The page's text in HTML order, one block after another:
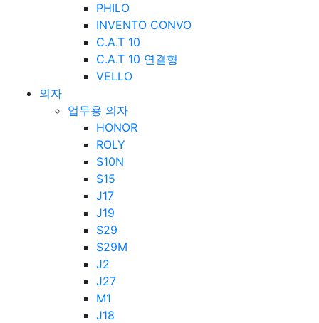
PHILO
INVENTO CONVO
C.A.T 10
C.A.T 10 연결형
VELLO
의자
업무용 의자
HONOR
ROLY
S10N
S15
J17
J19
S29
S29M
J2
J27
M1
J18